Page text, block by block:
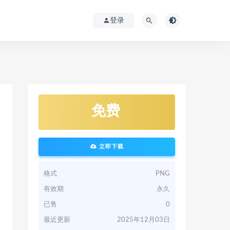
登录
免费
立即下载
格式 PNG
有效期 永久
已售 0
最近更新 2025年12月03日